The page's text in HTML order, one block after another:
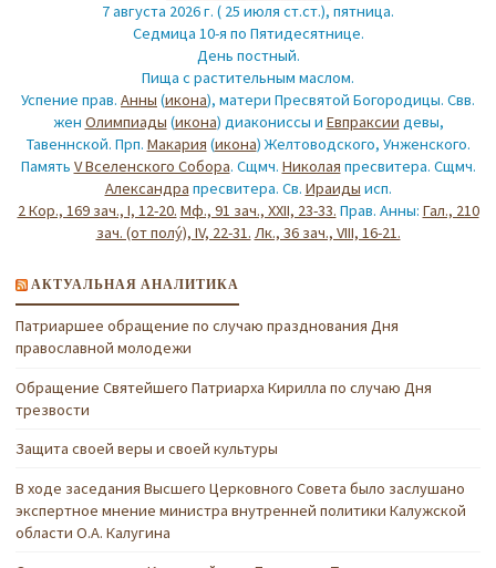
7 августа 2026 г. ( 25 июля ст.ст.), пятница.
Седмица 10-я по Пятидесятнице.
День постный.
Пища с растительным маслом.
Успение прав. Анны (икона), матери Пресвятой Богородицы. Свв.
жен Олимпиады (икона) диакониссы и Евпраксии девы,
Тавеннской. Прп. Макария (икона) Желтоводского, Унженского.
Память V Вселенского Собора. Сщмч. Николая пресвитера. Сщмч.
Александра пресвитера. Св. Ираиды исп.
2 Кор., 169 зач., I, 12-20. Мф., 91 зач., XXII, 23-33. Прав. Анны: Гал., 210
зач. (от полу́), IV, 22-31. Лк., 36 зач., VIII, 16-21.
АКТУАЛЬНАЯ АНАЛИТИКА
Патриаршее обращение по случаю празднования Дня
православной молодежи
Обращение Святейшего Патриарха Кирилла по случаю Дня
трезвости
Защита своей веры и своей культуры
В ходе заседания Высшего Церковного Совета было заслушано
экспертное мнение министра внутренней политики Калужской
области О.А. Калугина